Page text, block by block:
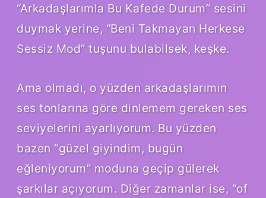
“Arkadaşlarımla Bu Kafede Durum” sesini
duymak yerine, “Beni Takmayan Herkese
Sessiz Mod” tuşunu bulabilsek, keşke.
Ama olmadı, o yüzden arkadaşlarımın
ses tonlarına göre dinlemem gereken ses
seviyelerini ayarlıyorum. Bu yüzden
bazen “güzel giyindim, bugün
eğleniyorum” moduna geçip gülerek
şarkılar açıyorum. Diğer zamanlar ise, “of